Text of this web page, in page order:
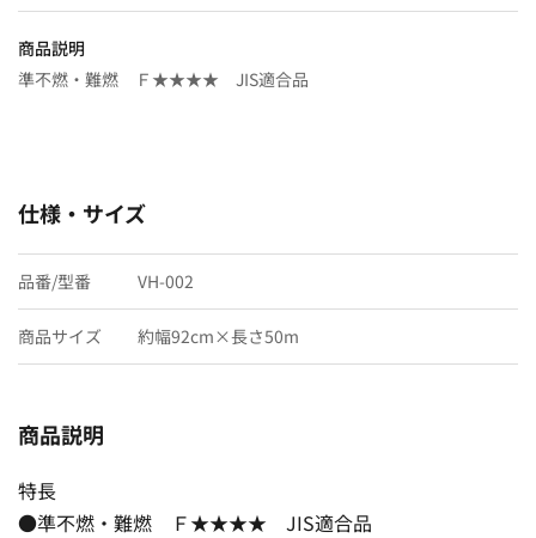
商品説明
準不燃・難燃 Ｆ★★★★ JIS適合品
仕様・サイズ
品番/型番 VH-002
商品サイズ 約幅92cm×長さ50m
商品説明
特長
●準不燃・難燃 Ｆ★★★★ JIS適合品